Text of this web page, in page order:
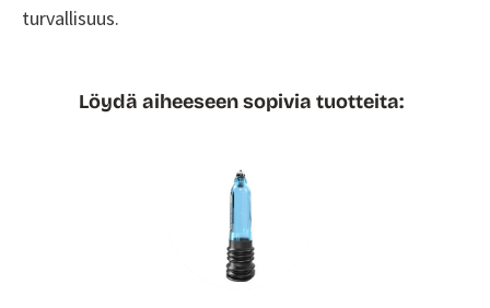
Suositellaan, että
turvallisuus.
Löydä aiheeseen sopivia tuotteita: